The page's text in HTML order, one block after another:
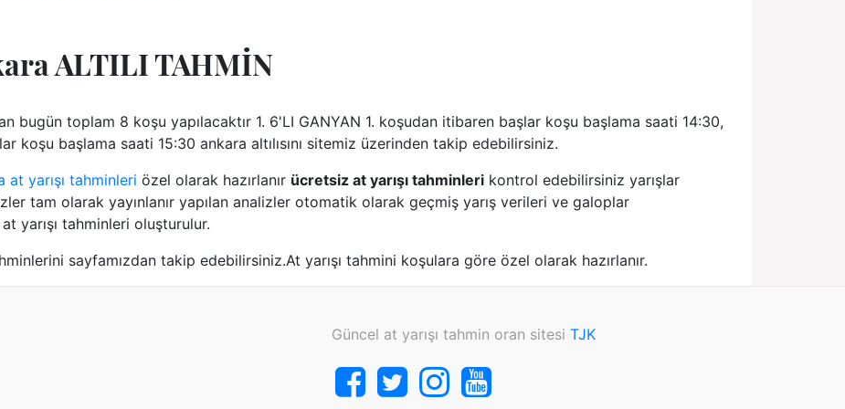
ALTILI TAHMİN
bugün toplam 8 koşu yapılacaktır 1. 6'LI GANYAN 1. koşudan itibaren başlar koşu başlama saati 14:30,
koşu başlama saati 15:30 ankara altılısını sitemiz üzerinden takip edebilirsiniz.
yarışı tahminleri özel olarak hazırlanır ücretsiz at yarışı tahminleri kontrol edebilirsiniz yarışlar
tam olarak yayınlanır yapılan analizler otomatik olarak geçmiş yarış verileri ve galoplar
yarışı tahminleri oluşturulur.
sayfamızdan takip edebilirsiniz.At yarışı tahmini koşulara göre özel olarak hazırlanır.
Güncel at yarışı tahmin oran sitesi TJK